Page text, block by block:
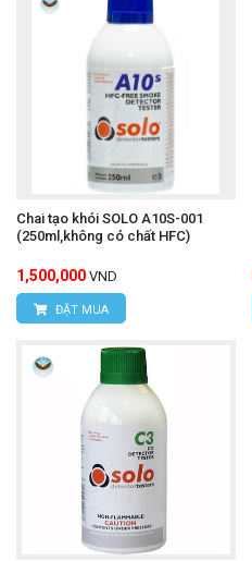
Chai tạo khói SOLO A10S-001
(250ml,không có chất HFC)
1,500,000 VND
ĐẶT MUA